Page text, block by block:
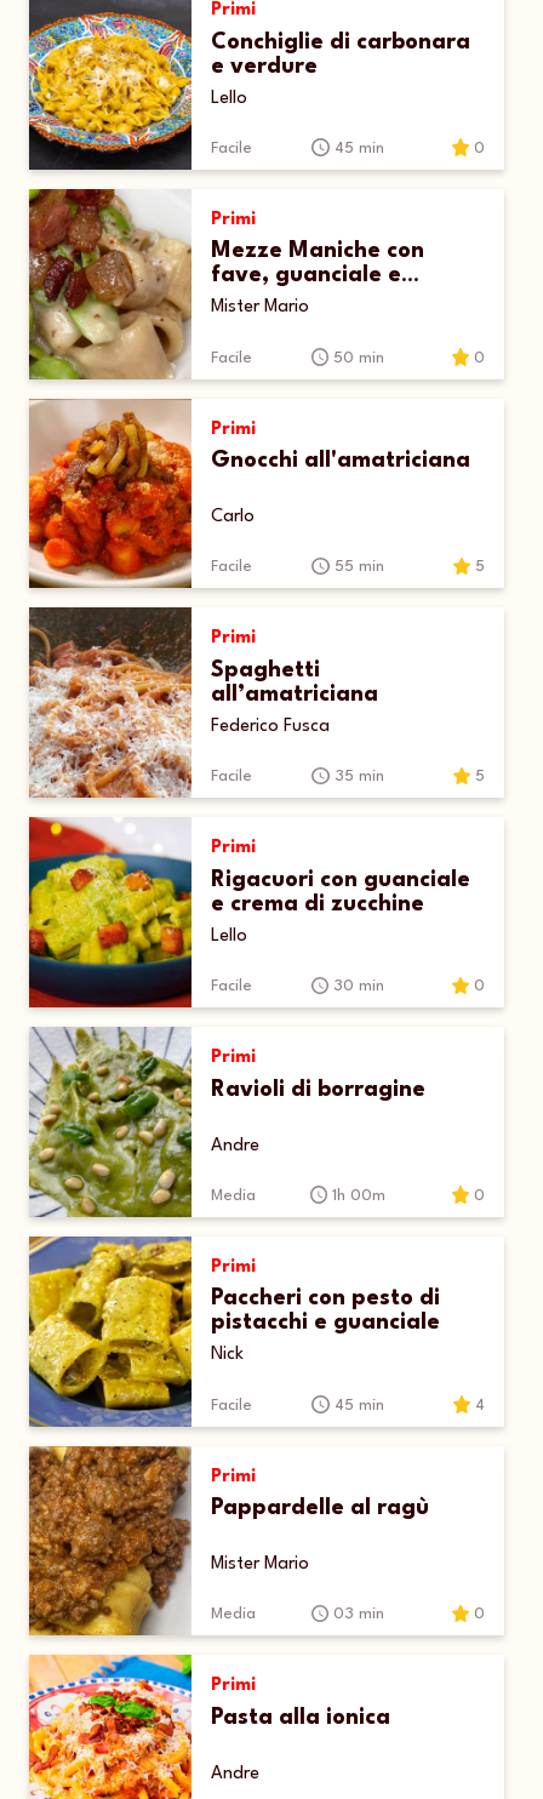
Primi
Conchiglie di carbonara
e verdure
Lello
Facile 45 min 0
Primi
Mezze Maniche con
fave, guanciale e
pecorino
Mister Mario
Facile 50 min 0
Primi
Gnocchi all'amatriciana
Carlo
Facile 55 min 5
Primi
Spaghetti
all’amatriciana
Federico Fusca
Facile 35 min 5
Primi
Rigacuori con guanciale
e crema di zucchine
Lello
Facile 30 min 0
Primi
Ravioli di borragine
Andre
Media 1h 00m 0
Primi
Paccheri con pesto di
pistacchi e guanciale
Nick
Facile 45 min 4
Primi
Pappardelle al ragù
Mister Mario
Media 03 min 0
Primi
Pasta alla ionica
Andre